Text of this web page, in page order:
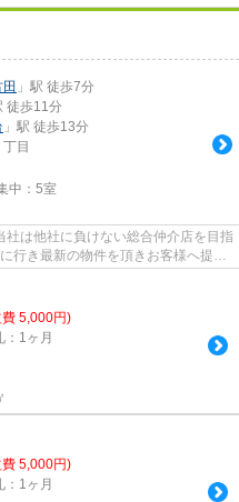
」駅 徒歩7分
徒歩11分
」駅 徒歩13分
丁目
中： 5室
は他社に負けない総合仲介店を目指
行き最新の物件を頂きお客様へ提供
5,000円)
：1ヶ月
5,000円)
：1ヶ月